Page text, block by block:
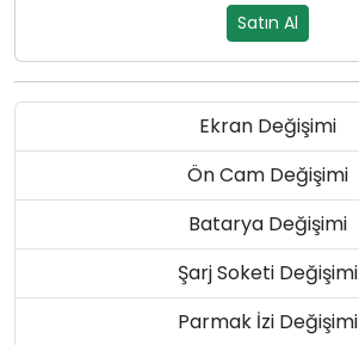
Satın Al
Ekran Değişimi
Ön Cam Değişimi
Batarya Değişimi
Şarj Soketi Değişimi
Parmak İzi Değişimi